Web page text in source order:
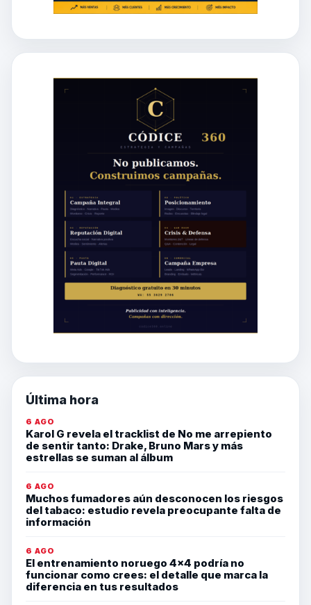
Última hora
6 AGO
Karol G revela el tracklist de No me arrepiento
de sentir tanto: Drake, Bruno Mars y más
estrellas se suman al álbum
6 AGO
Muchos fumadores aún desconocen los riesgos
del tabaco: estudio revela preocupante falta de
información
6 AGO
El entrenamiento noruego 4×4 podría no
funcionar como crees: el detalle que marca la
diferencia en tus resultados